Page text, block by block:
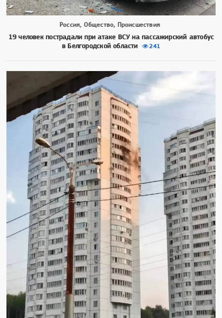
Россия, Общество, Происшествия
19 человек пострадали при атаке ВСУ на пассажирский автобус
в Белгородской области
241